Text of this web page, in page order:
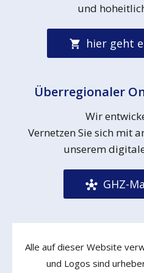
und
hier geht
Überregionaler
Wir
Vernetzen Sie sich mit
unserem
GHZ-
Alle auf dieser Website
und Logos sind